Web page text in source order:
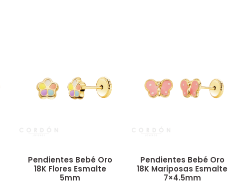
Pendientes Bebé Oro
18K Flores Esmalte
5mm
Pendientes Bebé Oro
18K Mariposas Esmalte
7×4.5mm